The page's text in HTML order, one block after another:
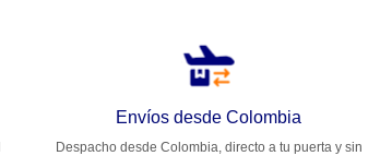
Envíos desde Colombia
Despacho desde Colombia, directo a tu puerta y sin